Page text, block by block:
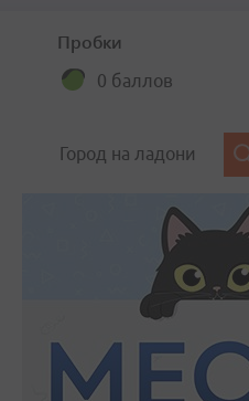
Пробки
0 баллов
Город на ладони